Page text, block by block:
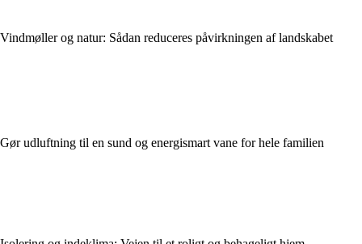
Vindmøller og natur: Sådan reduceres påvirkningen af landskabet
Gør udluftning til en sund og energismart vane for hele familien